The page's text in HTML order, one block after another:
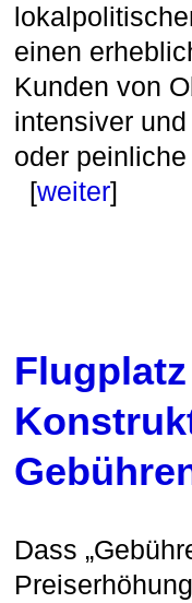
einen
Kunden von
intensiver
oder
[weiter]
Dass